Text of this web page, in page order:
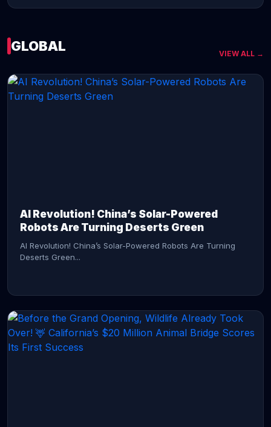
GLOBAL VIEW ALL →
AI Revolution! China’s Solar-Powered
Robots Are Turning Deserts Green
AI Revolution! China’s Solar-Powered Robots Are Turning
Deserts Green...